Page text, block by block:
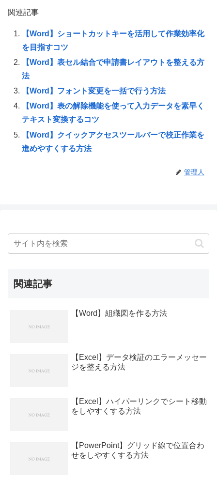
関連記事
【Word】ショートカットキーを活用して作業効率化
を目指すコツ
【Word】表セル結合で申請書レイアウトを整える方
法
【Word】フォント変更を一括で行う方法
【Word】表の解除機能を使って入力データを素早く
テキスト変換するコツ
【Word】クイックアクセスツールバーで校正作業を
進めやすくする方法
管理人
関連記事
【Word】組織図を作る方法
【Excel】データ検証のエラーメッセー
ジを整える方法
【Excel】ハイパーリンクでシート移動
をしやすくする方法
【PowerPoint】グリッド線で位置合わ
せをしやすくする方法